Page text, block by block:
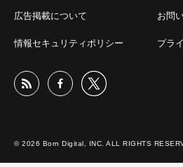
広告掲載について お問
情報セキュリティポリシー プラ
© 2026 Born Digital, INC. ALL RIGHTS